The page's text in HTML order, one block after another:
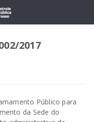
2017
Público para
da Sede do